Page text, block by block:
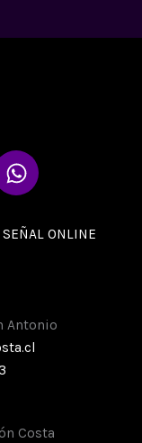
W
h
t
p
SEÑAL ONLINE
Antonio
Costa